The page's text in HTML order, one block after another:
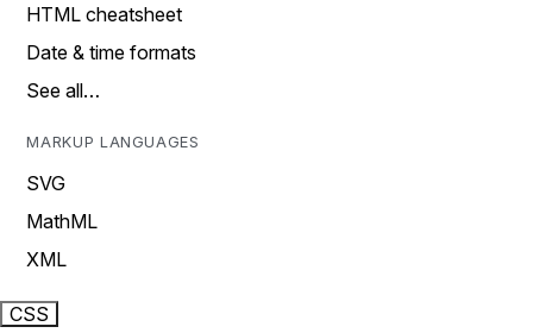
HTML cheatsheet
Date & time formats
See all…
MARKUP LANGUAGES
SVG
MathML
XML
CSS